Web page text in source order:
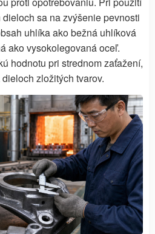
sa na zvýšenie pevnosti
uhlíka ako bežná uhlíková
ako vysokolegovaná oceľ.
hodnotu pri strednom zaťažení,
zložitých tvarov.